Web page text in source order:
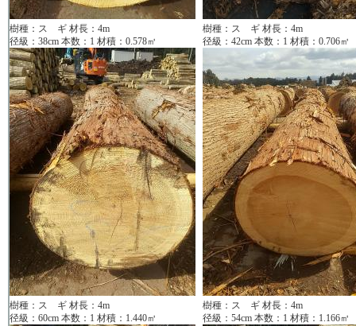
樹種：ス ギ 材長：4m
径級：38cm 本数：1 材積：0.578㎥
樹種：ス ギ 材長：4m
径級：42cm 本数：1 材積：0.706㎥
樹種：ス ギ 材長：4m
径級：60cm 本数：1 材積：1.440㎥
樹種：ス ギ 材長：4m
径級：54cm 本数：1 材積：1.166㎥